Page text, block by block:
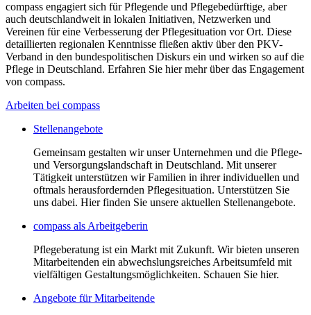
compass engagiert sich für Pflegende und Pflegebedürftige, aber
auch deutschlandweit in lokalen Initiativen, Netzwerken und
Vereinen für eine Verbesserung der Pflegesituation vor Ort. Diese
detaillierten regionalen Kenntnisse fließen aktiv über den PKV-
Verband in den bundespolitischen Diskurs ein und wirken so auf die
Pflege in Deutschland. Erfahren Sie hier mehr über das Engagement
von compass.
Arbeiten bei compass
Stellenangebote
Gemeinsam gestalten wir unser Unternehmen und die Pflege-
und Versorgungslandschaft in Deutschland. Mit unserer
Tätigkeit unterstützen wir Familien in ihrer individuellen und
oftmals herausfordernden Pflegesituation. Unterstützen Sie
uns dabei. Hier finden Sie unsere aktuellen Stellenangebote.
compass als Arbeitgeberin
Pflegeberatung ist ein Markt mit Zukunft. Wir bieten unseren
Mitarbeitenden ein abwechslungsreiches Arbeitsumfeld mit
vielfältigen Gestaltungsmöglichkeiten. Schauen Sie hier.
Angebote für Mitarbeitende